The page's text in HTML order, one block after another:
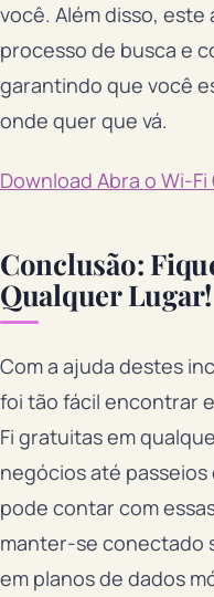
você. Além disso,
processo de busca e
garantindo que você
onde quer que vá.
Download Abra o Wi-
Conclusão:
Qualquer Lugar!
Com a ajuda destes
foi tão fácil encontrar
Fi gratuitas em
negócios até passeios
pode contar com
manter-se conectado
em planos de dados